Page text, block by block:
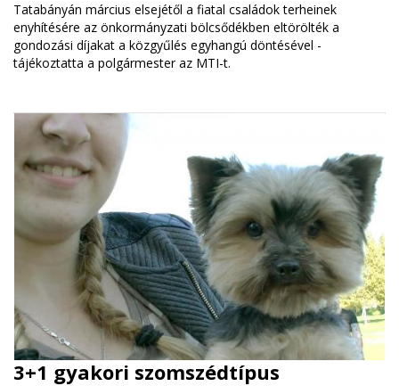
Tatabányán március elsejétől a fiatal családok terheinek
enyhítésére az önkormányzati bölcsődékben eltörölték a
gondozási díjakat a közgyűlés egyhangú döntésével -
tájékoztatta a polgármester az MTI-t.
3+1 gyakori szomszédtípus